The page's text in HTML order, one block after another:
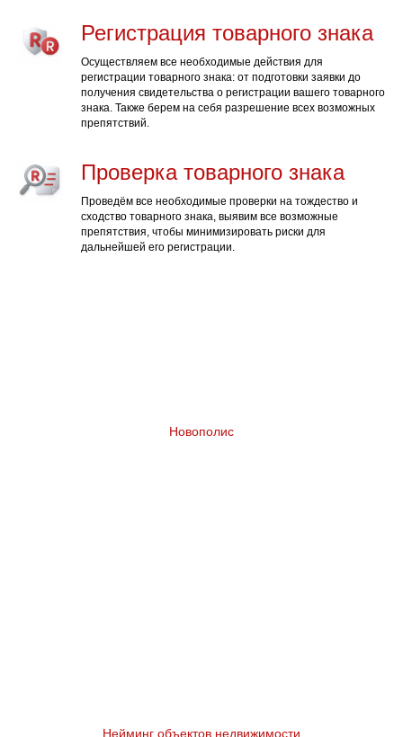
Регистрация товарного знака
Осуществляем все необходимые действия для
регистрации товарного знака: от подготовки заявки до
получения свидетельства о регистрации вашего товарного
знака. Также берем на себя разрешение всех возможных
препятствий.
Проверка товарного знака
Проведём все необходимые проверки на тождество и
сходство товарного знака, выявим все возможные
препятствия, чтобы минимизировать риски для
дальнейшей его регистрации.
Новополис
Нейминг объектов недвижимости